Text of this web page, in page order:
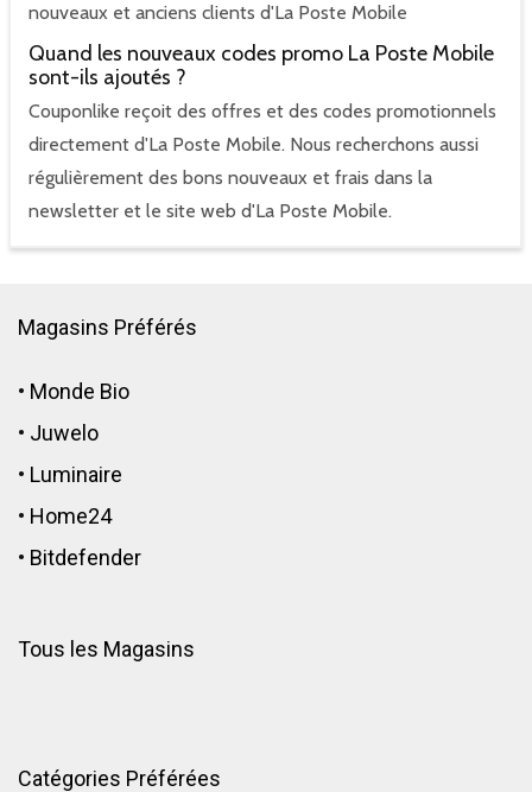
nouveaux et anciens clients d'La Poste Mobile
Quand les nouveaux codes promo La Poste Mobile
sont-ils ajoutés ?
Couponlike reçoit des offres et des codes promotionnels
directement d'La Poste Mobile. Nous recherchons aussi
régulièrement des bons nouveaux et frais dans la
newsletter et le site web d'La Poste Mobile.
Magasins Préférés
• Monde Bio
• Juwelo
• Luminaire
• Home24
• Bitdefender
Tous les Magasins
Catégories Préférées